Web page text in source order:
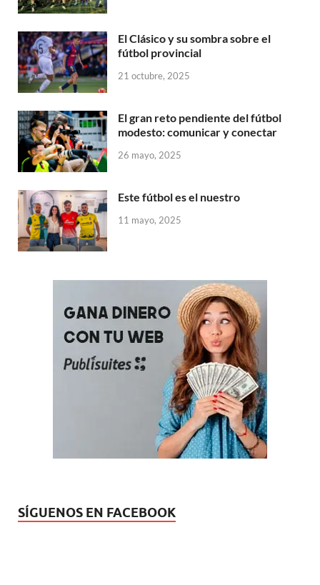
El Clásico y su sombra sobre el
fútbol provincial
21 octubre, 2025
El gran reto pendiente del fútbol
modesto: comunicar y conectar
26 mayo, 2025
Este fútbol es el nuestro
11 mayo, 2025
SÍGUENOS EN FACEBOOK